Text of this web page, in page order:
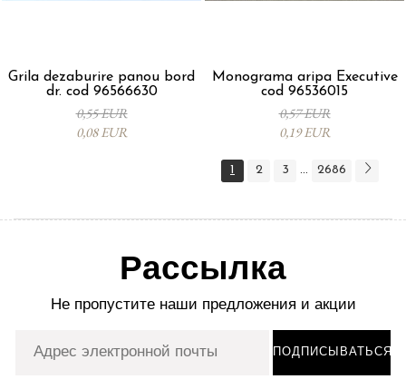
Grila dezaburire panou bord
dr. cod 96566630
0,55 EUR
0,08 EUR
Monograma aripa Executive
cod 96536015
0,57 EUR
0,19 EUR
1 2 3 ... 2686
Рассылка
Не пропустите наши предложения и акции